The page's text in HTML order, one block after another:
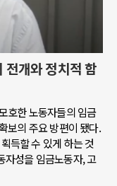
전개와 정치적 함
호한 노동자들의 임금
보의 주요 방편이 됐다.
득할 수 있게 하는 것
자성을 임금노동자, 고